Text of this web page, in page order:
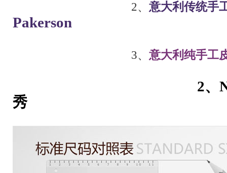
2、 意大利传统
Pakerson
3、 意大利纯手
2、
秀